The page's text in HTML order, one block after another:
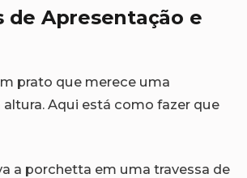
de Apresentação e
prato que merece uma
Aqui está como fazer que
a porchetta em uma travessa de